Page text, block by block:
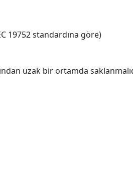
19752 standardına göre)
uzak bir ortamda